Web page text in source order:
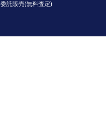
委託販売(無料査定)